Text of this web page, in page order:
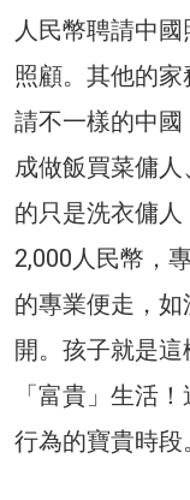
人民幣聘請中
照顧。其他的
請不一樣的中
成做飯買菜傭
的只是洗衣傭
2,000人民幣，
的專業便走，
開。孩子就是
「富貴」生活
行為的寶貴時段